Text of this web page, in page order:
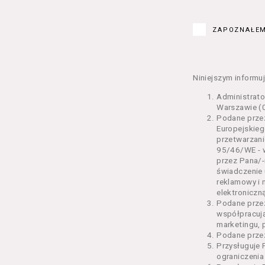
Bilety –
§ 2
2 pkt 4 i
odrębne
Niniejszym
Warszawie
Podane
95/46/WE -
przez
świadczenie
reklamowy i
Podane
marketingu,
Podane
Przysługuje